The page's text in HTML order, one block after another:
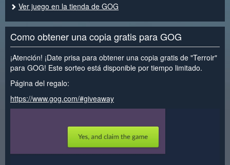
Ver juego en la tienda de GOG
Como obtener una copia gratis para GOG
¡Atención! ¡Date prisa para obtener una copia gratis de "Terroir"
para GOG! Este sorteo está disponible por tiempo limitado.
Página del regalo:
https://www.gog.com/#giveaway